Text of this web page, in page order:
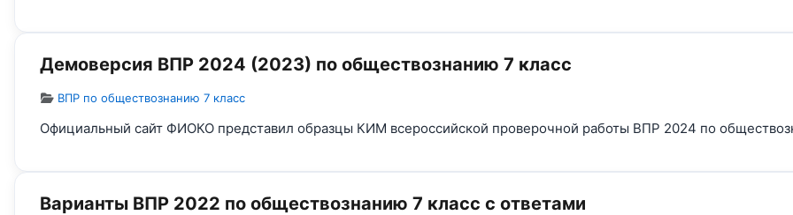
Демоверсия ВПР 2024 (2023) по обществознанию 7 класс
Информация о материале
ВПР по обществознанию 7 класс
Официальный сайт ФИОКО представил образцы КИМ всероссийской проверочной работы ВПР 2024 по
Варианты ВПР 2022 по обществознанию 7 класс с ответами